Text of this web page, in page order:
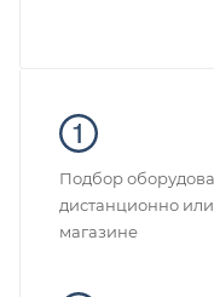
Подбор
дистанционно
магазине